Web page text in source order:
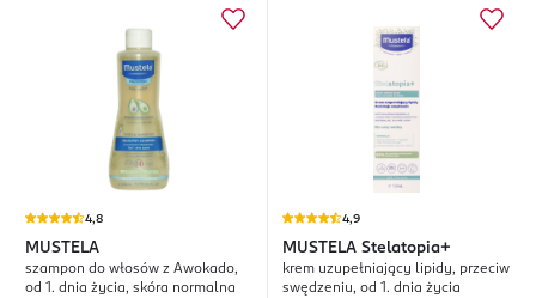
4,8
MUSTELA
szampon do włosów z Awokado,
od 1. dnia życia, skóra normalna
4,9
MUSTELA Stelatopia+
krem uzupełniający lipidy, przeciw
swędzeniu, od 1. dnia życia